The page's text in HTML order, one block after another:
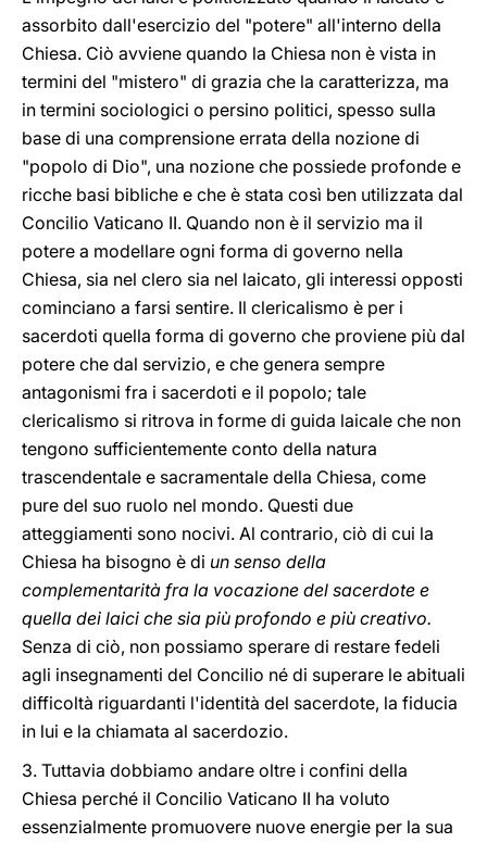
assorbito dall'esercizio del "potere" all'interno della
Chiesa. Ciò avviene quando la Chiesa non è vista in
termini del "mistero" di grazia che la caratterizza, ma
in termini sociologici o persino politici, spesso sulla
base di una comprensione errata della nozione di
"popolo di Dio", una nozione che possiede profonde e
ricche basi bibliche e che è stata così ben utilizzata dal
Concilio Vaticano II. Quando non è il servizio ma il
potere a modellare ogni forma di governo nella
Chiesa, sia nel clero sia nel laicato, gli interessi opposti
cominciano a farsi sentire. Il clericalismo è per i
sacerdoti quella forma di governo che proviene più dal
potere che dal servizio, e che genera sempre
antagonismi fra i sacerdoti e il popolo; tale
clericalismo si ritrova in forme di guida laicale che non
tengono sufficientemente conto della natura
trascendentale e sacramentale della Chiesa, come
pure del suo ruolo nel mondo. Questi due
atteggiamenti sono nocivi. Al contrario, ciò di cui la
Chiesa ha bisogno è di un senso della
complementarità fra la vocazione del sacerdote e
quella dei laici che sia più profondo e più creativo.
Senza di ciò, non possiamo sperare di restare fedeli
agli insegnamenti del Concilio né di superare le abituali
difficoltà riguardanti l'identità del sacerdote, la fiducia
in lui e la chiamata al sacerdozio.
3. Tuttavia dobbiamo andare oltre i confini della
Chiesa perché il Concilio Vaticano II ha voluto
essenzialmente promuovere nuove energie per la sua